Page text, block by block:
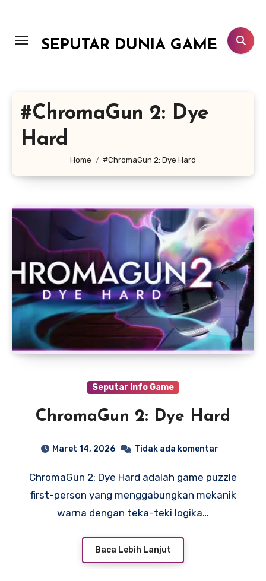
konten
SEPUTAR DUNIA GAME
#ChromaGun 2: Dye
Hard
Home #ChromaGun 2: Dye Hard
Seputar Info Game
ChromaGun 2: Dye Hard
Maret 14, 2026 Tidak ada komentar
ChromaGun 2: Dye Hard adalah game puzzle
first-person yang menggabungkan mekanik
warna dengan teka-teki logika…
Baca Lebih Lanjut